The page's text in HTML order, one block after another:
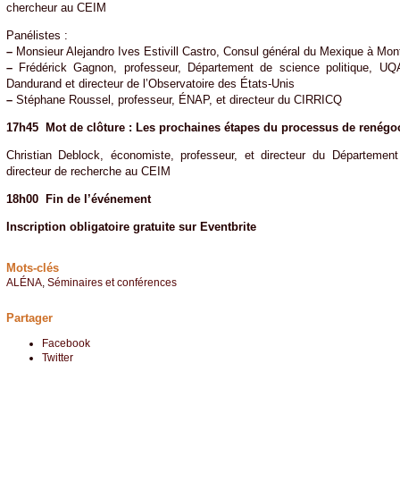
chercheur au CEIM
Panélistes :
–Monsieur Alejandro Ives Estivill Castro, Consul général du Mexique à
–Frédérick Gagnon, professeur, Département de science politique,
Dandurand et directeur de l’Observatoire des États-Unis
–Stéphane Roussel, professeur, ÉNAP, et directeur du CIRRICQ
17h45 Mot de clôture : Les prochaines étapes du processus de
Christian Deblock, économiste, professeur, et directeur du
directeur de recherche au CEIM
18h00 Fin de l’événement
Inscription obligatoire gratuite sur Eventbrite
Mots-clés
ALÉNA, Séminaires et conférences
Partager
Facebook
Twitter